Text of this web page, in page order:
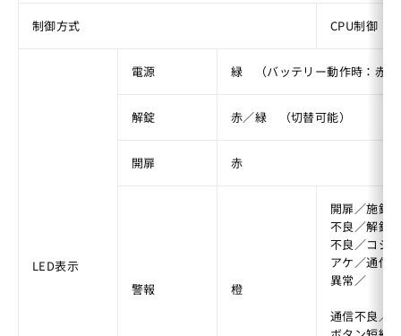
制御方式 CPU制御
LED表示
電源 緑　（バッテリー動作時：赤）
解錠 赤／緑　（切替可能）
開扉 赤
警報 橙
開扉／施錠
不良／解錠
不良／コジ
アケ／通信
異常／
通信不良／